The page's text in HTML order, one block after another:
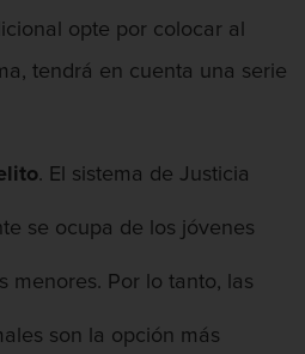
de Crédito
opte por colocar al
tendrá en cuenta una serie
. El sistema de Justicia
se ocupa de los jóvenes
menores. Por lo tanto, las
son la opción más